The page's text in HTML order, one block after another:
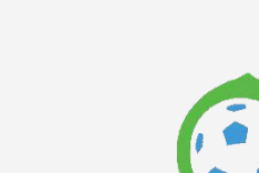
COMPLESSO